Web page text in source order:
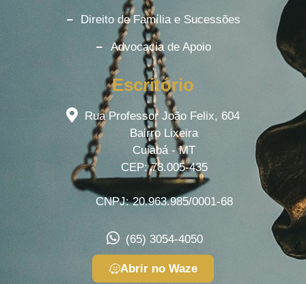
Direito de Família e Sucessões
Advocacia de Apoio
Escritório
Rua Professor João Felix, 604
Bairro Lixeira
Cuiabá - MT
CEP: 78.005-435
CNPJ: 20.963.985/0001-68
(65) 3054-4050
Abrir no Waze